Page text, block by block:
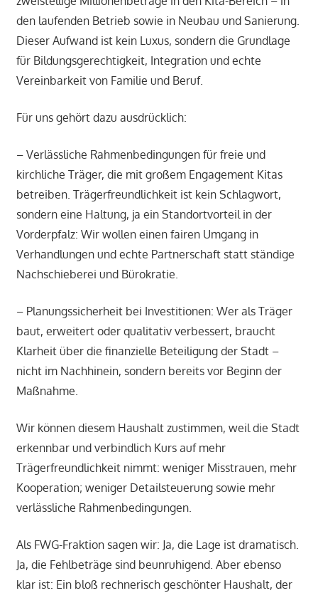
den laufenden Betrieb sowie in Neubau und Sanierung.
Dieser Aufwand ist kein Luxus, sondern die Grundlage
für Bildungsgerechtigkeit, Integration und echte
Vereinbarkeit von Familie und Beruf.
Für uns gehört dazu ausdrücklich:
– Verlässliche Rahmenbedingungen für freie und
kirchliche Träger, die mit großem Engagement Kitas
betreiben. Trägerfreundlichkeit ist kein Schlagwort,
sondern eine Haltung, ja ein Standortvorteil in der
Vorderpfalz: Wir wollen einen fairen Umgang in
Verhandlungen und echte Partnerschaft statt ständige
Nachschieberei und Bürokratie.
– Planungssicherheit bei Investitionen: Wer als Träger
baut, erweitert oder qualitativ verbessert, braucht
Klarheit über die finanzielle Beteiligung der Stadt –
nicht im Nachhinein, sondern bereits vor Beginn der
Maßnahme.
Wir können diesem Haushalt zustimmen, weil die Stadt
erkennbar und verbindlich Kurs auf mehr
Trägerfreundlichkeit nimmt: weniger Misstrauen, mehr
Kooperation; weniger Detailsteuerung sowie mehr
verlässliche Rahmenbedingungen.
Als FWG-Fraktion sagen wir: Ja, die Lage ist dramatisch.
Ja, die Fehlbeträge sind beunruhigend. Aber ebenso
klar ist: Ein bloß rechnerisch geschönter Haushalt, der